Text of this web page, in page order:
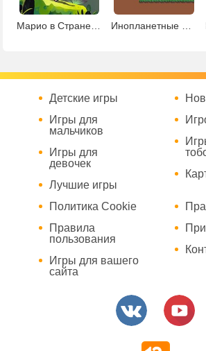
Марио в Стране чудес
Детские игры
Игры для
мальчиков
Игры для
девочек
Лучшие игры
Политика Cookie
Правила
пользования
Игры для вашего
сайта